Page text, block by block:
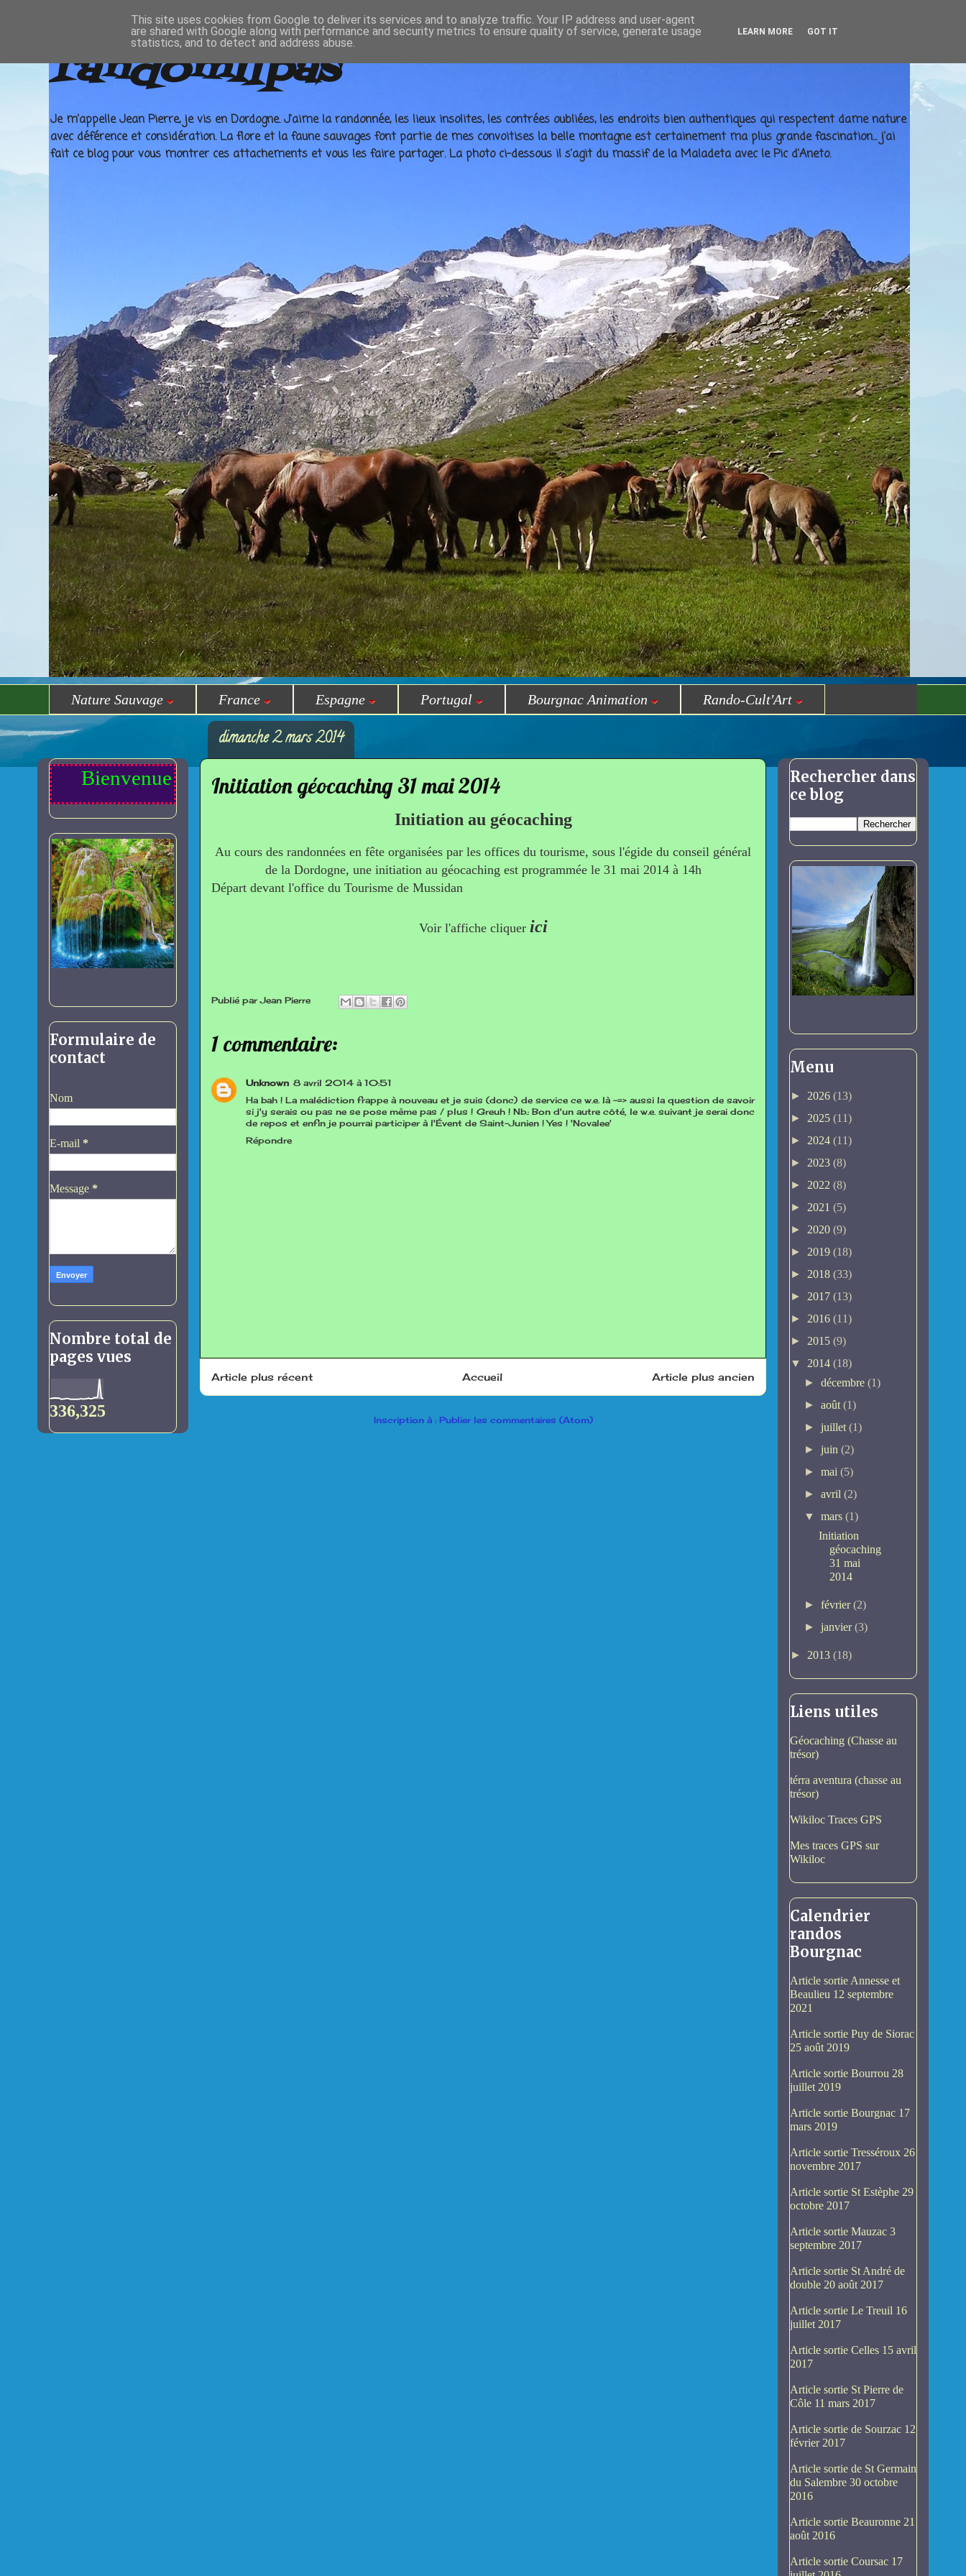
randomilpas
Je m'appelle Jean Pierre, je vis en Dordogne. J'aime la randonnée, les lieux insolites, les contrées oubliées, les endroits bien authentiques qui respectent dame nature
avec déférence et considération. La flore et la faune sauvages font partie de mes convoitises la belle montagne est certainement ma plus grande fascination... j'ai
fait ce blog pour vous montrer ces attachements et vous les faire partager. La photo ci-dessous il s'agit du massif de la Maladeta avec le Pic d'Aneto.
Nature Sauvage France Espagne Portugal Bourgnac Animation Rando-Cult'Art
dimanche 2 mars 2014
Initiation géocaching 31 mai 2014
Initiation au géocaching
Au cours des randonnées en fête organisées par les offices du tourisme, sous l'égide du conseil général
de la Dordogne, une initiation au géocaching est programmée le 31 mai 2014 à 14h
Départ devant l'office du Tourisme de Mussidan
Voir l'affiche cliquer ici
Publié parJean Pierre
1 commentaire:
Unknown 8 avril 2014 à 10:51
Ha bah ! La malédiction frappe à nouveau et je suis (donc) de service ce w.e. là -=> aussi la question de savoir
si j'y serais ou pas ne se pose même pas / plus ! Greuh ! Nb.: Bon d'un autre côté, le w.e. suivant je serai donc
de repos et enfin je pourrai participer à l'Évent de Saint-Junien ! Yes ! 'Novalee'
Répondre
Article plus récent Article plus ancien
Accueil
Inscription à : Publier les commentaires (Atom)
Bienvenue sur Randomilpas
Formulaire de
contact
Nom
E-mail *
Message *
Nombre total de
pages vues
336,325
Rechercher dans
ce blog
Menu
► 2026 (13)
► 2025 (11)
► 2024 (11)
► 2023 (8)
► 2022 (8)
► 2021 (5)
► 2020 (9)
► 2019 (18)
► 2018 (33)
► 2017 (13)
► 2016 (11)
► 2015 (9)
▼ 2014 (18)
►décembre(1)
►août(1)
►juillet(1)
►juin(2)
►mai(5)
►avril(2)
▼mars(1)
Initiation
géocaching
31 mai
2014
►février(2)
►janvier(3)
► 2013 (18)
Liens utiles
Géocaching (Chasse au
trésor)
térra aventura (chasse au
trésor)
Wikiloc Traces GPS
Mes traces GPS sur
Wikiloc
Calendrier
randos
Bourgnac
Article sortie Annesse et
Beaulieu 12 septembre
2021
Article sortie Puy de Siorac
25 août 2019
Article sortie Bourrou 28
juillet 2019
Article sortie Bourgnac 17
mars 2019
Article sortie Tresséroux 26
novembre 2017
Article sortie St Estèphe 29
octobre 2017
Article sortie Mauzac 3
septembre 2017
Article sortie St André de
double 20 août 2017
Article sortie Le Treuil 16
juillet 2017
Article sortie Celles 15 avril
2017
Article sortie St Pierre de
Côle 11 mars 2017
Article sortie de Sourzac 12
février 2017
Article sortie de St Germain
du Salembre 30 octobre
2016
Article sortie Beauronne 21
août 2016
Article sortie Coursac 17
This site uses cookies from Google to deliver its services and to analyze traffic. Your IP address and user-agent
are shared with Google along with performance and security metrics to ensure quality of service, generate usage
statistics, and to detect and address abuse.
LEARN MORE GOT IT